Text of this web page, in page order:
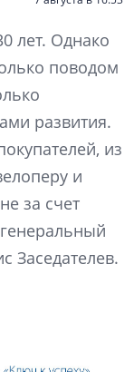
лет. Однако
поводом
развития.
из
и
за счет
Заседателев.